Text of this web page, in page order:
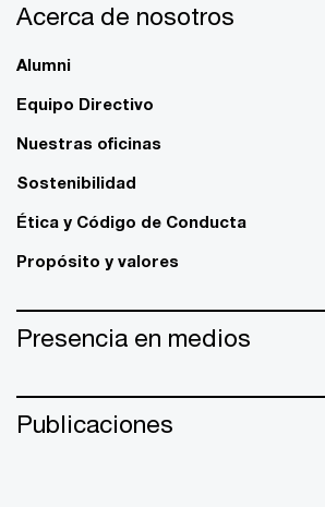
Acerca de nosotros
Alumni
Equipo Directivo
Nuestras oficinas
Sostenibilidad
Ética y Código de Conducta
Propósito y valores
Presencia en medios
Publicaciones